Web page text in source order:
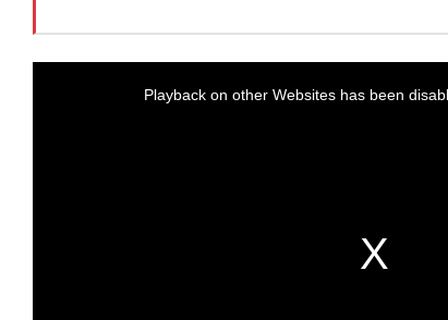
Playback on other Websites has been